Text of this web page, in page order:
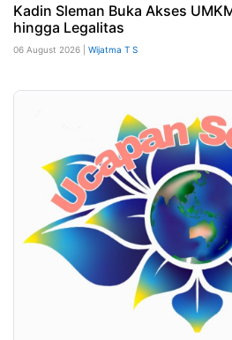
Kadin Sleman Buka Akses
hingga Legalitas
06 August 2026 | Wijatma T S